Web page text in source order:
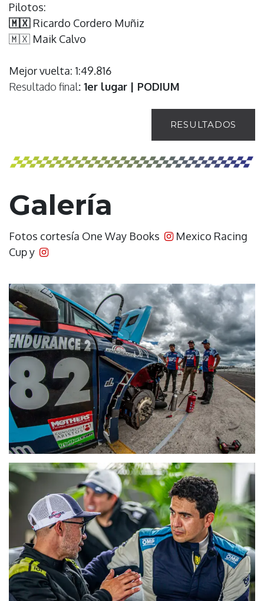
Pilotos:
🇲🇽 Ricardo Cordero Muñiz
🇲🇽 Maik Calvo
Mejor vuelta: 1:49.816
Resultado final: 1er lugar | PODIUM
RESULTADOS
Galería
Fotos cortesía One Way Books
Mexico Racing
Cup y